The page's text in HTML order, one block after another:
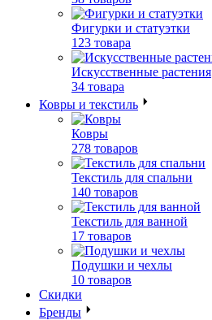
Фигурки и статуэтки
123 товара
Искусственные растения
34 товара
Ковры и текстиль
Ковры
278 товаров
Текстиль для спальни
140 товаров
Текстиль для ванной
17 товаров
Подушки и чехлы
10 товаров
Скидки
Бренды